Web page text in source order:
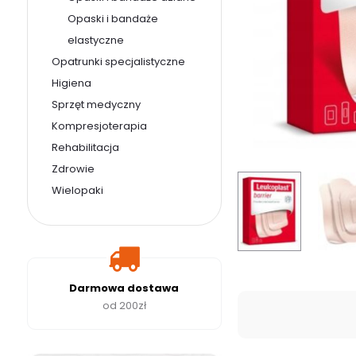
Opaski i bandaże
elastyczne
Opatrunki specjalistyczne
Higiena
Sprzęt medyczny
Kompresjoterapia
Rehabilitacja
Zdrowie
Wielopaki
Darmowa dostawa
od 200zł